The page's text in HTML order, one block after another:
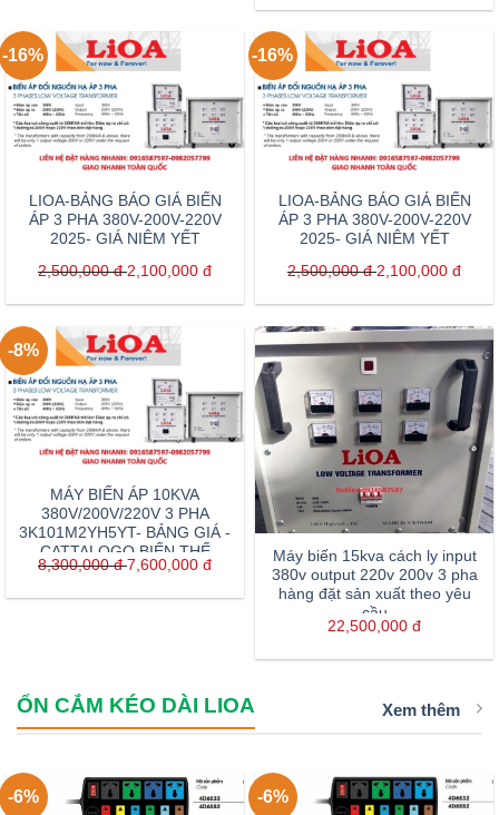
-16%
LIOA-BẢNG BÁO GIÁ BIẾN
ÁP 3 PHA 380V-200V-220V
2025- GIÁ NIÊM YẾT
2,500,000đ 2,100,000 đ
-16%
LIOA-BẢNG BÁO GIÁ BIẾN
ÁP 3 PHA 380V-200V-220V
2025- GIÁ NIÊM YẾT
2,500,000đ 2,100,000 đ
-8%
MÁY BIẾN ÁP 10KVA
380V/200V/220V 3 PHA
3K101M2YH5YT- BẢNG GIÁ -
CATTALOGO BIẾN THẾ
10KW LIOA
8,300,000đ 7,600,000 đ
Máy biến 15kva cách ly input
380v output 220v 200v 3 pha
hàng đặt sản xuất theo yêu
cầu
22,500,000 đ
ỔN CẮM KÉO DÀI LIOA Xem thêm
-6% -6%